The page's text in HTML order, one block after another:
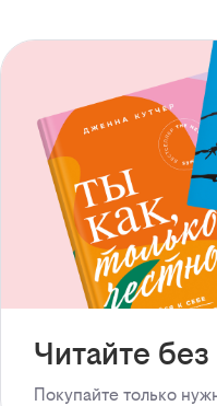
Читайте
Покупайте только